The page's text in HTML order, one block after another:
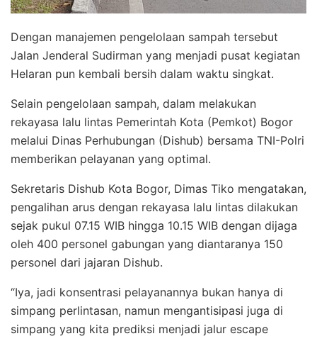
Dengan manajemen pengelolaan sampah tersebut
Jalan Jenderal Sudirman yang menjadi pusat kegiatan
Helaran pun kembali bersih dalam waktu singkat.
Selain pengelolaan sampah, dalam melakukan
rekayasa lalu lintas Pemerintah Kota (Pemkot) Bogor
melalui Dinas Perhubungan (Dishub) bersama TNI-Polri
memberikan pelayanan yang optimal.
Sekretaris Dishub Kota Bogor, Dimas Tiko mengatakan,
pengalihan arus dengan rekayasa lalu lintas dilakukan
sejak pukul 07.15 WIB hingga 10.15 WIB dengan dijaga
oleh 400 personel gabungan yang diantaranya 150
personel dari jajaran Dishub.
“Iya, jadi konsentrasi pelayanannya bukan hanya di
simpang perlintasan, namun mengantisipasi juga di
simpang yang kita prediksi menjadi jalur escape